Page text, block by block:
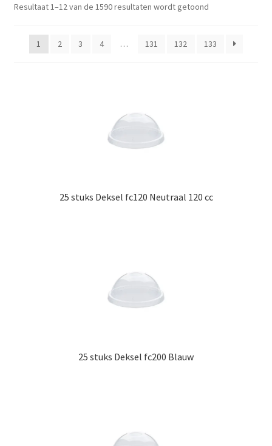
Resultaat 1–12 van de 1590 resultaten wordt getoond
1 2 3 4 … 131 132 133
25 stuks Deksel fc120 Neutraal 120 cc
25 stuks Deksel fc200 Blauw